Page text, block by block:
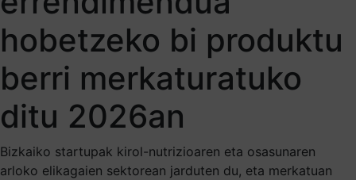
hobetzeko bi produktu
berri merkaturatuko
ditu 2026an
Bizkaiko startupak kirol-nutrizioaren eta osasunaren
arloko elikagaien sektorean jarduten du, eta merkatuan